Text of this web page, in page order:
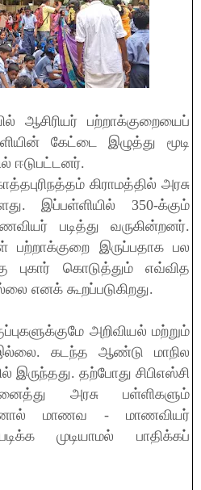
ஆசிரியர் பற்றாக்குறையைப்
கேட்டை இழுத்து மூடி
ஈடுபட்டனர்.
கிராமத்தில் அரசு
இப்பள்ளியில் 350-க்கும்
படித்து வருகின்றனர்.
பற்றாக்குறை இருப்பதாக பல
புகார் கொடுத்தும் எவ்வித
எனக் கூறப்படுகிறது.
அறிவியல் மற்றும்
கடந்த ஆண்டு மாநில
இருந்தது. தற்போது சிபிஎஸ்சி
அரசு பள்ளிகளும்
மாணவ - மாணவியர்
முடியாமல் பாதிக்கப்